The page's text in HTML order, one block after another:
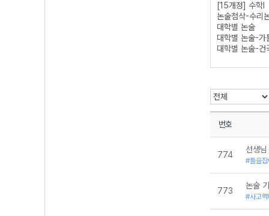
[15개정] 수학l
논술첨삭-수리
대학별 논술
대학별 논술-가
대학별 논술-건
대학별 논술-경
대학별 논술-광
대학별 논술-단
대학별 논술-동
대학별 논술-부
대학별 논술-상
대학별 논술-서
대학별 논술-서
대학별 논술-세
대학별 논술-숙
대학별 논술-숭
번호
774
선생
#틀을
773
논술
#사고